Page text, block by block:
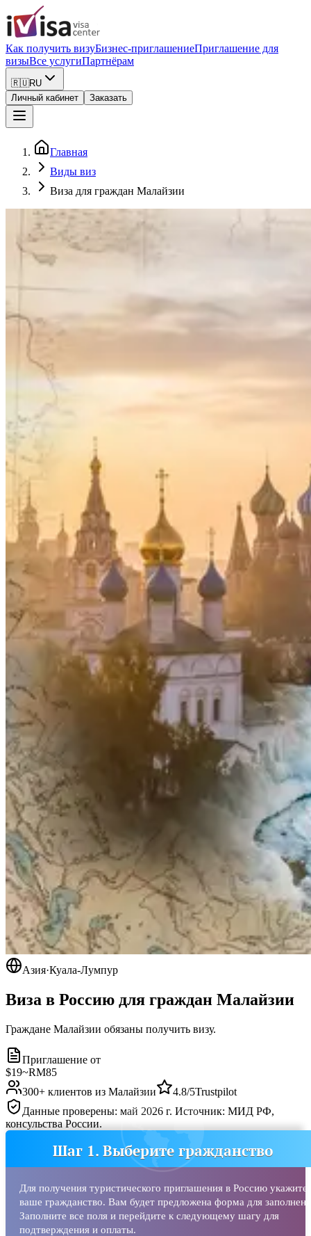
Как получить визуБизнес-приглашениеПриглашение для
визыВсе услугиПартнёрам
🇷🇺RU
Личный кабинет
Заказать
Главная
Виды виз
Виза для граждан Малайзии
Азия·Куала-Лумпур
Виза в Россию для граждан Малайзии
Граждане Малайзии обязаны получить визу.
Приглашение от
$19~RM85
300+ клиентов из Малайзии 4.8/5Trustpilot
Данные проверены: май 2026 г. Источник: МИД РФ,
консульства России.
Шаг 1. Выберите гражданство
Для получения туристического приглашения в Россию укажите
ваше гражданство. Вам будет предложена форма для
Заполните все поля и перейдите к следующему шагу для
подтверждения и оплаты.